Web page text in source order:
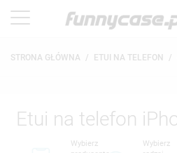
STRONA GŁÓWNA ETUI NA TELEFON
Etui na telefon
Wybierz
Wybierz